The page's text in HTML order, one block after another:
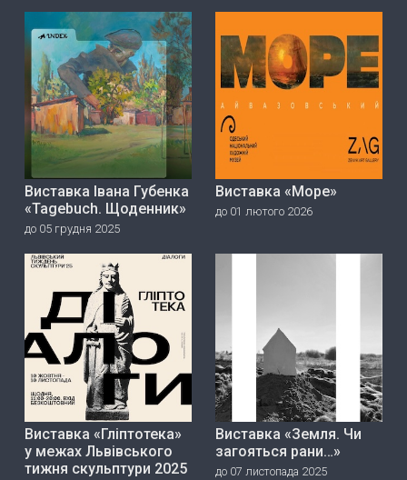
Виставка Івана Губенка
«Tagebuch. Щоденник»
до 05 грудня 2025
Виставка «Море»
до 01 лютого 2026
Виставка «Гліптотека»
у межах Львівського
тижня скульптури 2025
Виставка «Земля. Чи
загояться рани…»
до 07 листопада 2025